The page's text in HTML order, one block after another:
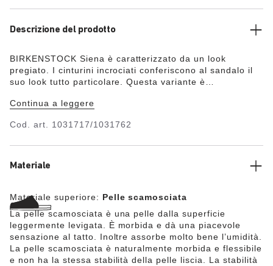
Descrizione del prodotto
BIRKENSTOCK Siena è caratterizzato da un look
pregiato. I cinturini incrociati conferiscono al sandalo il
suo look tutto particolare. Questa variante è
saldamente nella pelle senza controparte e non troppo in
non daranno alcun fastidio mentre indossi i sandali. Un
piede come una seconda pelle.
Continua a leggere
Cod. art. 1031717/1031762
Materiale
Materiale superiore: Pelle scamosciata
La pelle scamosciata è una pelle dalla superficie
leggermente levigata. È morbida e dà una piacevole
sensazione al tatto. Inoltre assorbe molto bene l’umidità.
La pelle scamosciata è naturalmente morbida e flessibile
e non ha la stessa stabilità della pelle liscia. La stabilità